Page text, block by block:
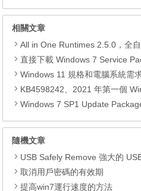
相關文章
All in One Runtimes 2.5.0，全自動安裝.Net
直接下載 Windows 7 Service
Windows 11 規格和電腦系統需
KB4598242、2021 年第一個 Windows 10 更新，改善外部裝置
Windows 7 SP1 Update Package
隨機文章
USB Safely Remove 強大的 USB
取消用戶密碼的有效期
提高win7運行速度的方法